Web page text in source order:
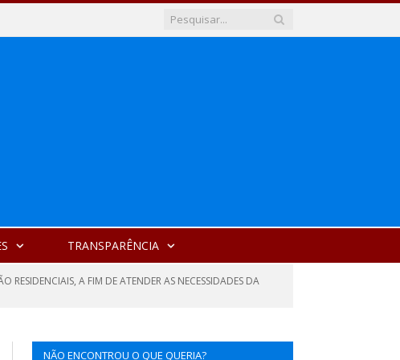
TRANSPARÊNCIA
A FIM DE ATENDER AS NECESSIDADES DA
NÃO ENCONTROU O QUE QUERIA?